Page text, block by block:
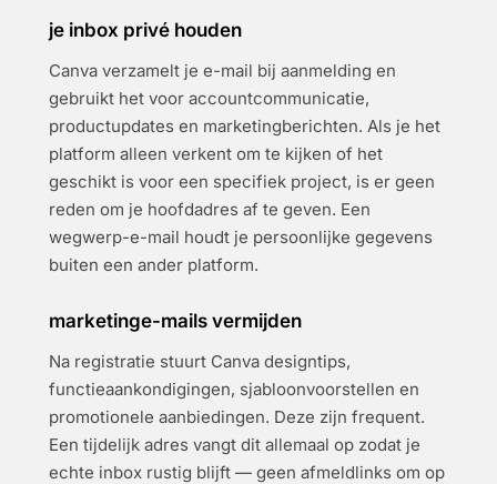
je inbox privé houden
Canva verzamelt je e-mail bij aanmelding en
gebruikt het voor accountcommunicatie,
productupdates en marketingberichten. Als je het
platform alleen verkent om te kijken of het
geschikt is voor een specifiek project, is er geen
reden om je hoofdadres af te geven. Een
wegwerp-e-mail houdt je persoonlijke gegevens
buiten een ander platform.
marketinge-mails vermijden
Na registratie stuurt Canva designtips,
functieaankondigingen, sjabloonvoorstellen en
promotionele aanbiedingen. Deze zijn frequent.
Een tijdelijk adres vangt dit allemaal op zodat je
echte inbox rustig blijft — geen afmeldlinks om op